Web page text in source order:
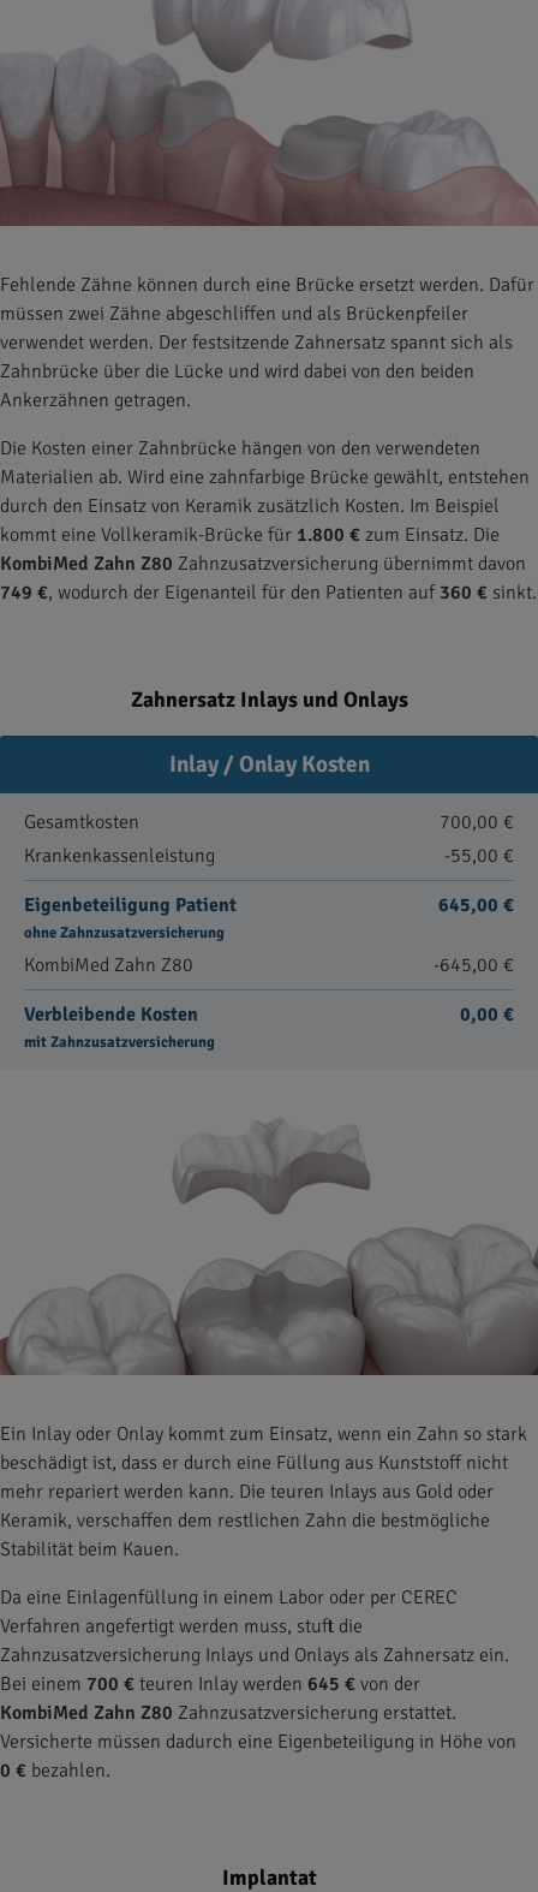
Fehlende Zähne können durch eine Brücke ersetzt werden. Dafür
müssen zwei Zähne abgeschliffen und als Brückenpfeiler
verwendet werden. Der festsitzende Zahnersatz spannt sich als
Zahnbrücke über die Lücke und wird dabei von den beiden
Ankerzähnen getragen.
Die Kosten einer Zahnbrücke hängen von den verwendeten
Materialien ab. Wird eine zahnfarbige Brücke gewählt, entstehen
durch den Einsatz von Keramik zusätzlich Kosten. Im Beispiel
kommt eine Vollkeramik-Brücke für 1.800 € zum Einsatz. Die
KombiMed Zahn Z80 Zahnzusatzversicherung übernimmt davon
749 €, wodurch der Eigenanteil für den Patienten auf 360 € sinkt.
Zahnersatz Inlays und Onlays
Inlay / Onlay Kosten
Gesamtkosten
700,00 €
Krankenkassenleistung
-55,00 €
Eigenbeteiligung Patient
ohne Zahnzusatzversicherung
645,00 €
KombiMed Zahn Z80 -645,00 €
Verbleibende Kosten
mit Zahnzusatzversicherung
0,00 €
Ein Inlay oder Onlay kommt zum Einsatz, wenn ein Zahn so stark
beschädigt ist, dass er durch eine Füllung aus Kunststoff nicht
mehr repariert werden kann. Die teuren Inlays aus Gold oder
Keramik, verschaffen dem restlichen Zahn die bestmögliche
Stabilität beim Kauen.
Da eine Einlagenfüllung in einem Labor oder per CEREC
Verfahren angefertigt werden muss, stuft die
Zahnzusatzversicherung Inlays und Onlays als Zahnersatz ein.
Bei einem 700 € teuren Inlay werden 645 € von der
KombiMed Zahn Z80 Zahnzusatzversicherung erstattet.
Versicherte müssen dadurch eine Eigenbeteiligung in Höhe von
0 € bezahlen.
Implantat